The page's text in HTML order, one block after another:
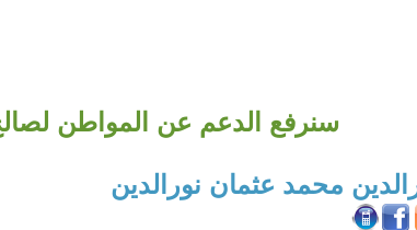
سنرفع الدعم عن المواطن
محمد عثمان نورالدين